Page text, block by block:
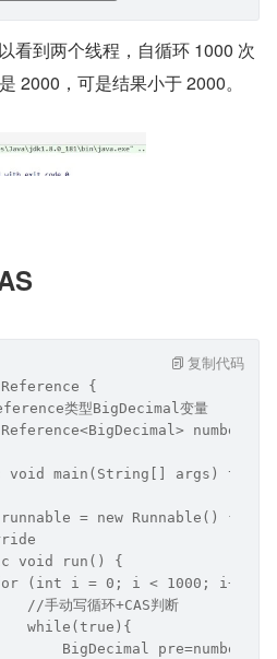
看到两个线程，自循环 1000 次
2000，可是结果小于 2000。
{
类型BigDecimal变量
number =
void main(String[] args)
= new Runnable() {
void run() {
(int i = 0; i < 1000; i++) {
//手动写循环+CAS判断
while(true){
BigDecimal
复制代码